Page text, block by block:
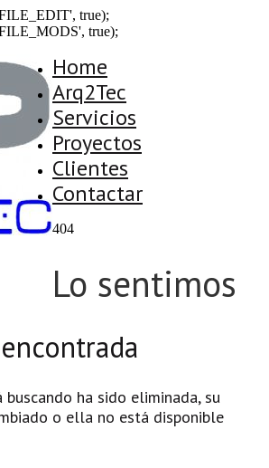
true);
true);
Home
Arq2Tec
Servicios
Proyectos
Clientes
Contactar
404
Lo sentimos
buscando ha sido eliminada, su
o ella no está disponible